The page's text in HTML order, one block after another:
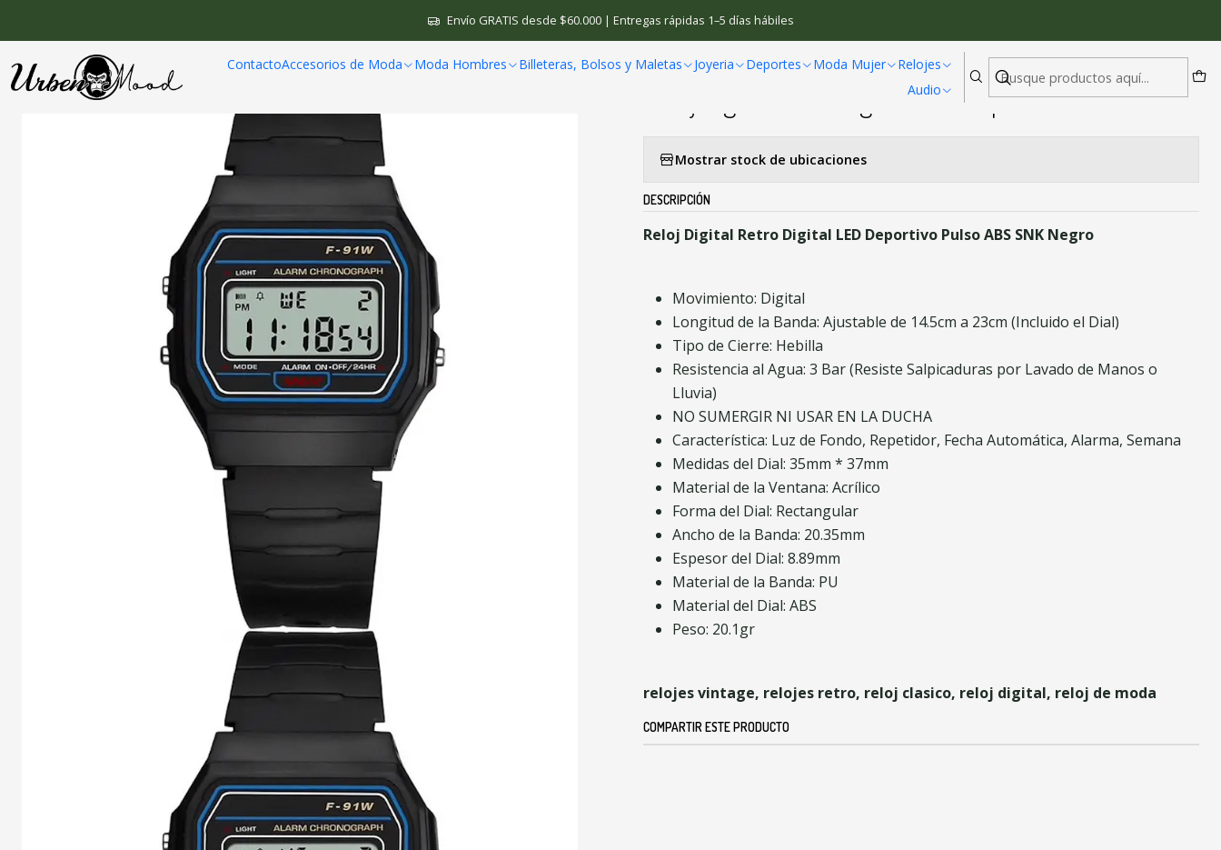
ContactoAccesorios de Moda Moda Hombres Billeteras, Bolsos y Maletas Joyeria Deportes Moda Mujer
Relojes
Audio
Envío GRATIS desde $60.000 | Entregas rápidas 1–5 días hábiles
Relojes Hombre Relojes Digitales Reloj Digital Retro Digital LED Deportivo Pulso ABS
Reloj Digital Retro Digital LED Deportivo Pulso ABS
Mostrar stock de ubicaciones
DESCRIPCIÓN
Reloj Digital Retro Digital LED Deportivo Pulso ABS SNK Negro
Movimiento: Digital
Longitud de la Banda: Ajustable de 14.5cm a 23cm (Incluido el Dial)
Tipo de Cierre: Hebilla
Resistencia al Agua: 3 Bar (Resiste Salpicaduras por Lavado de Manos o
Lluvia)
NO SUMERGIR NI USAR EN LA DUCHA
Característica: Luz de Fondo, Repetidor, Fecha Automática, Alarma, Semana
Medidas del Dial: 35mm * 37mm
Material de la Ventana: Acrílico
Forma del Dial: Rectangular
Ancho de la Banda: 20.35mm
Espesor del Dial: 8.89mm
Material de la Banda: PU
Material del Dial: ABS
Peso: 20.1gr
relojes vintage, relojes retro, reloj clasico, reloj digital, reloj de moda
COMPARTIR ESTE PRODUCTO